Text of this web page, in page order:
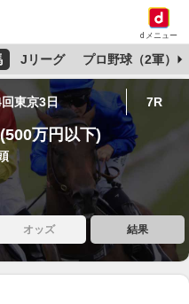
dメニュー
Jリーグ プロ野球（2軍）
東京3日 7R
万円以下)
オッズ 結果